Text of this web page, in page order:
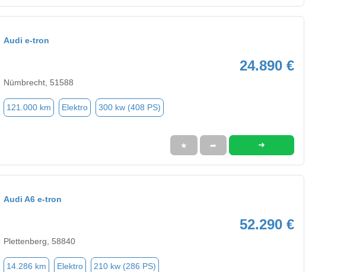
Audi e-tron
24.890 €
Nümbrecht, 51588
121.000 km Elektro 300 kw (408 PS)
★ ➦ ➜
Audi A6 e-tron
52.290 €
Plettenberg, 58840
14.286 km Elektro 210 kw (286 PS)